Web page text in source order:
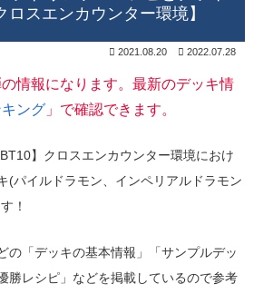
ロスエンカウンター環境】
2021.08.20 2022.07.28
情報になります。最新のデッキ情
ング 」で確認できます。
】クロスエンカウンター環境におけ
(パイルドラモン、インペリアルドラモン
！
の「デッキの基本情報」「サンプルデッ
勝レシピ」などを掲載しているので参考